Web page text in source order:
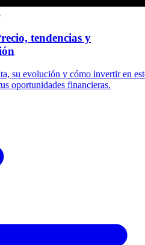
tendencias y
su evolución y cómo invertir en
oportunidades financieras.